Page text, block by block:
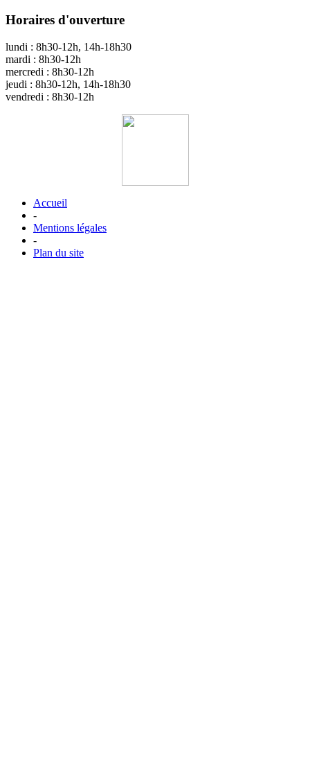
Horaires d'ouverture
lundi : 8h30-12h, 14h-18h30
mardi : 8h30-12h
mercredi : 8h30-12h
jeudi : 8h30-12h, 14h-18h30
vendredi : 8h30-12h
Accueil
-
Mentions légales
-
Plan du site